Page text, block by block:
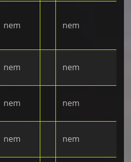
nem nem
nem nem
nem nem
nem nem